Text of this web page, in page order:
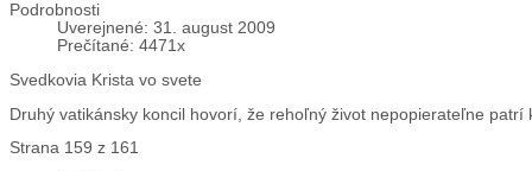
Podrobnosti
Uverejnené: 31. august 2009
Prečítané: 4471x
Svedkovia Krista vo svete
Druhý vatikánsky koncil hovorí, že rehoľný život nepopierateľne patrí
Strana 159 z 161